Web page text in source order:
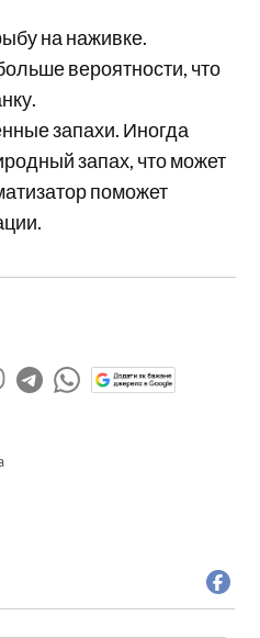
на наживке.
вероятности, что
запахи. Иногда
запах, что может
поможет